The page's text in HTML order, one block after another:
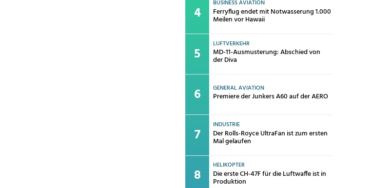
BUSINESS AVIATION
Ferryflug endet mit Notwasserung 1.000
Meilen vor Hawaii
LUFTVERKEHR
MD-11-Ausmusterung: Abschied von
der Diva
GENERAL AVIATION
Premiere der Junkers A60 auf der AERO
INDUSTRIE
Der Rolls-Royce UltraFan ist zum ersten
Mal gelaufen
HELIKOPTER
Die erste CH-47F für die Luftwaffe ist in
Produktion